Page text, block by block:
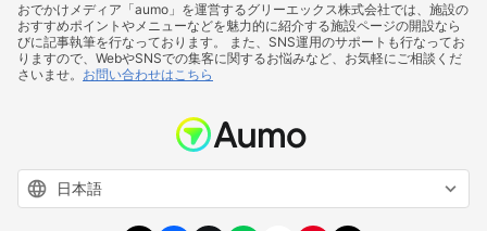
おでかけメディア「aumo」を運営するグリーエックス株式会社では、施設の
おすすめポイントやメニューなどを魅力的に紹介する施設ページの開設なら
びに記事執筆を行なっております。 また、SNS運用のサポートも行なってお
りますので、WebやSNSでの集客に関するお悩みなど、お気軽にご相談くだ
さいませ。 お問い合わせはこちら